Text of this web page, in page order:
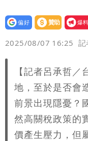
設為
贊助
我要
爆料
2025/08/07 16:25 記
【記者呂承哲
地，至於是否會
前景出現隱憂？
然高關稅政策的
價產生壓力，但